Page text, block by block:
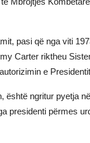
pasi që nga viti
Carter riktheu
e
është ngritur pyetja
presidenti përmes